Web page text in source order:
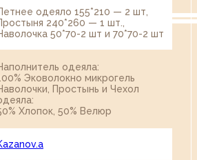
одеяло 155*210 — 2 шт,
240*260 — 1 шт.,
50*70-2 шт и 70*70-2 шт
одеяла:
Эковолокно микрогель
Простынь и Чехол
Хлопок, 50% Велюр